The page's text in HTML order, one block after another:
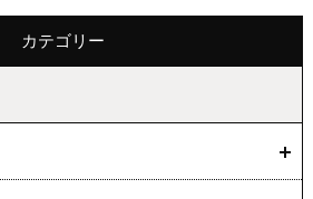
カテゴリー